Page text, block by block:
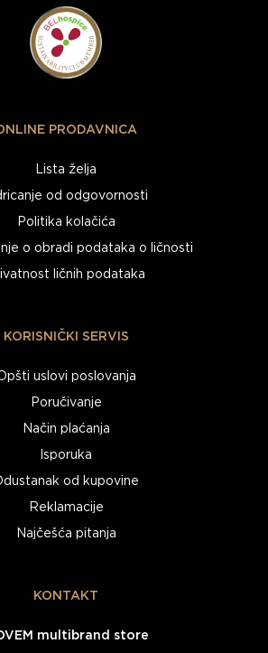
PRODAVNICA
Lista želja
od odgovornosti
Politika kolačića
o obradi podataka o ličnosti
ličnih podataka
KORISNIČKI SERVIS
uslovi poslovanja
Poručivanje
Način plaćanja
Isporuka
od kupovine
Reklamacije
Najčešća pitanja
KONTAKT
multibrand store